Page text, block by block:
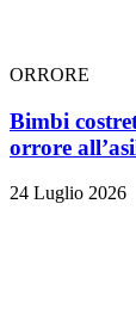
ORRORE
Bimbi
orrore
24 Luglio 2026